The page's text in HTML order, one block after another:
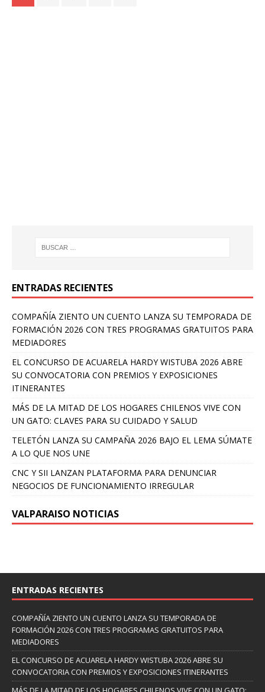
ENTRADAS RECIENTES
COMPAÑÍA ZIENTO UN CUENTO LANZA SU TEMPORADA DE
FORMACIÓN 2026 CON TRES PROGRAMAS GRATUITOS PARA
MEDIADORES
EL CONCURSO DE ACUARELA HARDY WISTUBA 2026 ABRE
SU CONVOCATORIA CON PREMIOS Y EXPOSICIONES
ITINERANTES
MÁS DE LA MITAD DE LOS HOGARES CHILENOS VIVE CON
UN GATO: CLAVES PARA SU CUIDADO Y SALUD
TELETÓN LANZA SU CAMPAÑA 2026 BAJO EL LEMA SÚMATE
A LO QUE NOS UNE
CNC Y SII LANZAN PLATAFORMA PARA DENUNCIAR
NEGOCIOS DE FUNCIONAMIENTO IRREGULAR
VALPARAISO NOTICIAS
ENTRADAS RECIENTES
COMPAÑÍA ZIENTO UN CUENTO LANZA SU TEMPORADA DE
FORMACIÓN 2026 CON TRES PROGRAMAS GRATUITOS PARA
MEDIADORES
EL CONCURSO DE ACUARELA HARDY WISTUBA 2026 ABRE SU
CONVOCATORIA CON PREMIOS Y EXPOSICIONES ITINERANTES